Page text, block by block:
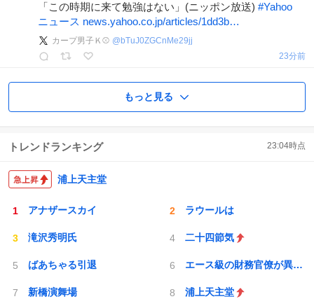
「この時期に来て勉強はない」(ニッポン放送) #Yahoo
ニュース news.yahoo.co.jp/articles/1dd3b…
カープ男子Ｋ⚾ @bTuJ0ZGCnMe29jj
23分前
もっと見る
トレンドランキング 23:04時点
浦上天主堂
アナザースカイ ラウールは
滝沢秀明氏 二十四節気
ばあちゃる引退 エース級の財務官僚が異例転出へ
新橋演舞場 浦上天主堂